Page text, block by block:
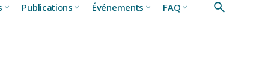
Publications Événements FAQ